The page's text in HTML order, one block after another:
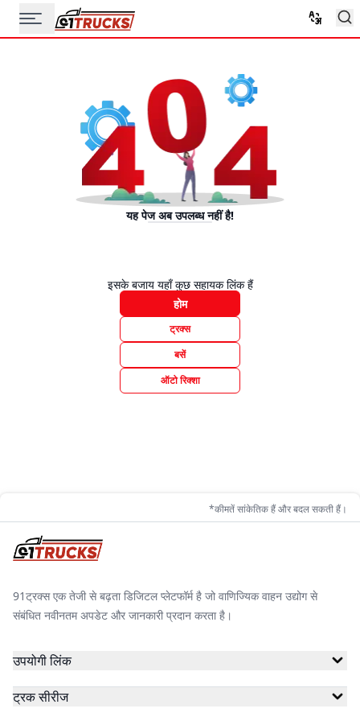
यह पेज अब उपलब्ध नहीं है!
इसके बजाय यहाँ कुछ सहायक लिंक हैं
होम
ट्रक्स
बसें
ऑटो रिक्शा
*कीमतें सांकेतिक हैं और बदल सकती हैं।
91ट्रक्स एक तेजी से बढ़ता डिजिटल प्लेटफॉर्म है जो वाणिज्यिक वाहन उद्योग से
संबंधित नवीनतम अपडेट और जानकारी प्रदान करता है।
उपयोगी लिंक
ट्रक सीरीज